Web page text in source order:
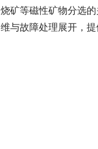
烧矿等磁性矿物分选
维与故障处理展开，提